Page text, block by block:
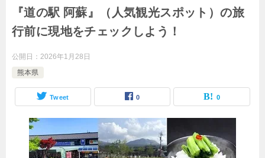
『道の駅 阿蘇』（人気観光スポット）の旅
行前に現地をチェックしよう！
公開日： 2026年1月28日
熊本県
Tweet 0 0